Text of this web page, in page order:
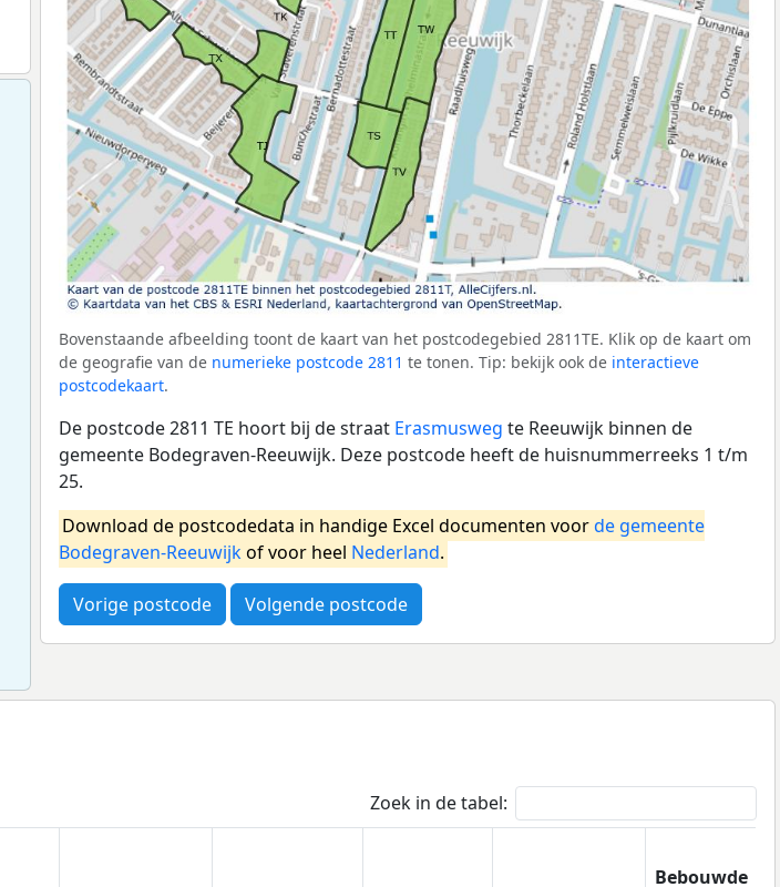
Bovenstaande afbeelding toont de kaart van het postcodegebied 2811TE. Klik op de kaart om
de geografie van de numerieke postcode 2811 te tonen. Tip: bekijk ook de interactieve
postcodekaart.
De postcode 2811 TE hoort bij de straat Erasmusweg te Reeuwijk binnen de
gemeente Bodegraven-Reeuwijk. Deze postcode heeft de huisnummerreeks 1 t/m
25.
Download de postcodedata in handige Excel documenten voorde gemeente
Bodegraven-Reeuwijkof voor heel Nederland.
Vorige postcode Volgende postcode
Zoek in de tabel:
Bebouwde